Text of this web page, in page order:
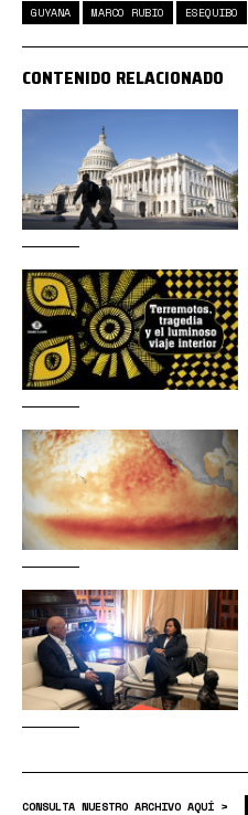
GUYANA MARCO RUBIO ESEQUIBO
CONTENIDO RELACIONADO
CONSULTA NUESTRO ARCHIVO AQUÍ >